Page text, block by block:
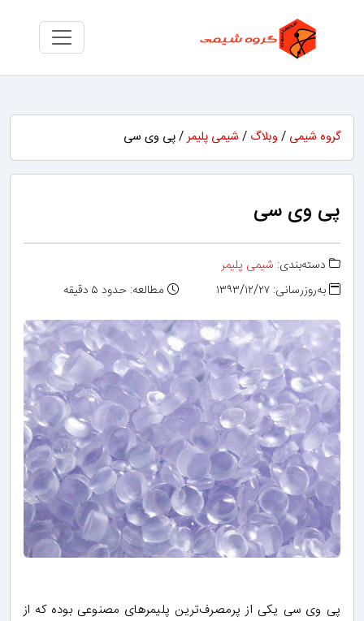
گروه شیمی/وبلاگ/شیمی پلیمر / پی وی سی
پی وی سی
دسته‌بندی:شیمی پلیمر
به‌روزرسانی: ۱۳۹۳/۱۲/۲۷
مطالعه: حدود ۵ دقیقه
پی وی سی یکی از پرمصرف‌ترین پلیمرهای مصنوعی بوده که از